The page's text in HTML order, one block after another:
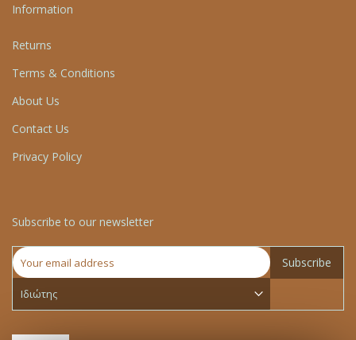
Information
Returns
Terms & Conditions
About Us
Contact Us
Privacy Policy
Subscribe to our newsletter
Subscribe